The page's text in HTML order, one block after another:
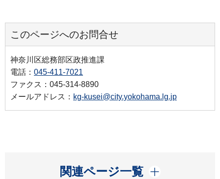
このページへのお問合せ
神奈川区総務部区政推進課
電話： 045-411-7021
ファクス：045-314-8890
メールアドレス： kg-kusei@city.yokohama.lg.jp
関連ページ一覧
開く